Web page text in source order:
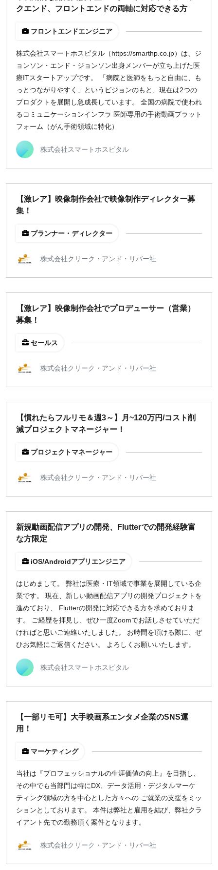
クエンド、フロントエンドの両軸に対応できる方
フロントエンドエンジニア
株式会社スマートホスピタル（https://smarthp.co.jp）は、ジ
ョンソン・エンド・ジョンソン出身メンバーが立ち上げた医
療ITスタートアップです。 「病院と医師をもっと自由に、も
っとつながりやすく」というビジョンのもと、現在は2つの
プロダクトを展開し急成長しています。 全国の病院で使われ
るコミュニケーションインフラ 医師専用の手術動画プラット
フォーム（がん手術領域に特化）
株式会社スマートホスピタル
【激レア】映像制作会社で映像制作ディレクター募
集！
プランナー・ディレクター
株式会社クリーク・アンド・リバー社
【激レア】映像制作会社でプロデューサー（営業）
募集！
セールス
株式会社クリーク・アンド・リバー社
【慣れたらフルリモ＆週3～】月~120万円/コスト削
減プロジェクトマネージャー！
プロジェクトマネージャー
株式会社クリーク・アンド・リバー社
新規動画配信アプリの開発、Flutterでの開発経験富
な方限定
iOS/Androidアプリエンジニア
はじめまして。 弊社は医療・IT領域で事業を展開している企
業です。 現在、新しい動画配信アプリの開発プロジェクトを
進めており、 Flutterの開発に対応できる方を求めておりま
す。 ご経歴を拝見し、ぜひ一度Zoomでお話しさせていただ
ければと思いご連絡いたしました。 お時間を頂ける際に、ぜ
ひお気軽にご返信ください。 よろしくお願いいたします。
株式会社スマートホスピタル
【一部リモ可】大手映画系エンタメ企業のSNS運
用！
マーケティング
当社は『プロフェッショナルの生涯価値の向上』を目指し、
その中でも当部門は特にDX、データ活用・デジタルマーケ
ティング領域の方を中心とした方々への ご就業の支援をミッ
ションとしております。 本件は弊社と雇用を結び、弊社クラ
イアント先での勤務頂く案件となります。
株式会社クリーク・アンド・リバー社